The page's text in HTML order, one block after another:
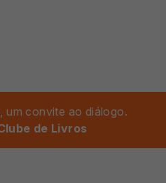
um convite ao diálogo.
de Livros